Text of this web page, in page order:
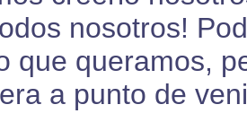
nosotros!
que queramos,
a punto de